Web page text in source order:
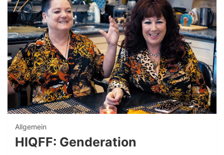
Allgemein
HIQFF: Genderation